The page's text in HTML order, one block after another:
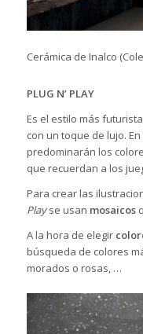
Cerámica de Inalco
PLUG N’ PLAY
Es el estilo más
con un toque de lujo.
predominarán los
que recuerdan a los
Para crear las
Playse usan mosaicos
A la hora de elegir
búsqueda de colores
morados o rosas, …